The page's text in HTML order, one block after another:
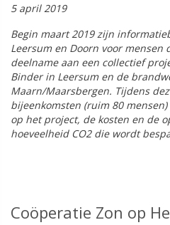
5 april 2019
Begin maart 2019 zijn
Leersum en Doorn voor
deelname aan een collectief
Binder in Leersum en de
Maarn/Maarsbergen. Tijdens
bijeenkomsten (ruim 80
op het project, de kosten en de
hoeveelheid CO2 die wordt
Coöperatie Zon op